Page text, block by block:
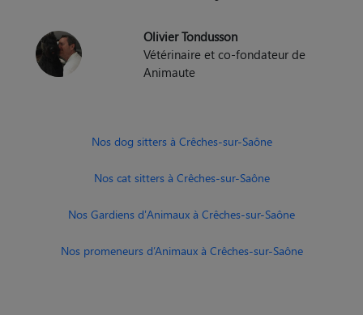
Olivier Tondusson
Vétérinaire et co-fondateur de
Animaute
Nos dog sitters à Crêches-sur-Saône
Nos cat sitters à Crêches-sur-Saône
Nos Gardiens d'Animaux à Crêches-sur-Saône
Nos promeneurs d’Animaux à Crêches-sur-Saône